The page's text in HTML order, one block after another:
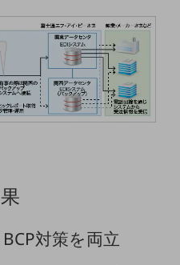
プ
対策を両立